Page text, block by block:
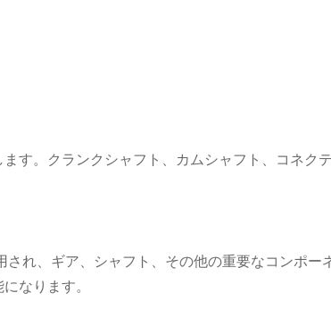
す。クランクシャフト、カムシャフト、コネク
れ、ギア、シャフト、その他の重要なコンポ
なります。